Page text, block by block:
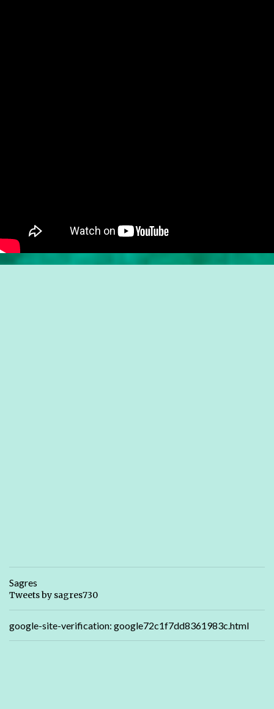
Sagres
Tweets by sagres730
google-site-verification: google72c1f7dd8361983c.html